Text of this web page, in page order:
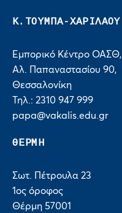
Κ.ΤΟΥΜΠΑ-ΧΑΡΙΛΑΟΥ
Εμπορικό Κέντρο ΟΑΣΘ,
Αλ. Παπαναστασίου 90,
Θεσσαλονίκη
Τηλ.: 2310 947 999
papa@vakalis.edu.gr
ΘΕΡΜΗ
Σωτ. Πέτρουλα 23
1ος όροφος
Θέρμη 57001